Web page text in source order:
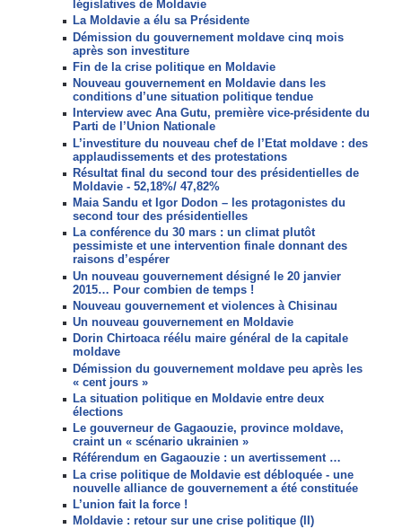
législatives de Moldavie
La Moldavie a élu sa Présidente
Démission du gouvernement moldave cinq mois
après son investiture
Fin de la crise politique en Moldavie
Nouveau gouvernement en Moldavie dans les
conditions d’une situation politique tendue
Interview avec Ana Gutu, première vice-présidente du
Parti de l’Union Nationale
L’investiture du nouveau chef de l’Etat moldave : des
applaudissements et des protestations
Résultat final du second tour des présidentielles de
Moldavie - 52,18%/ 47,82%
Maia Sandu et Igor Dodon – les protagonistes du
second tour des présidentielles
La conférence du 30 mars : un climat plutôt
pessimiste et une intervention finale donnant des
raisons d’espérer
Un nouveau gouvernement désigné le 20 janvier
2015… Pour combien de temps !
Nouveau gouvernement et violences à Chisinau
Un nouveau gouvernement en Moldavie
Dorin Chirtoaca réélu maire général de la capitale
moldave
Démission du gouvernement moldave peu après les
« cent jours »
La situation politique en Moldavie entre deux
élections
Le gouverneur de Gagaouzie, province moldave,
craint un « scénario ukrainien »
Référendum en Gagaouzie : un avertissement …
La crise politique de Moldavie est débloquée - une
nouvelle alliance de gouvernement a été constituée
L’union fait la force !
Moldavie : retour sur une crise politique (II)